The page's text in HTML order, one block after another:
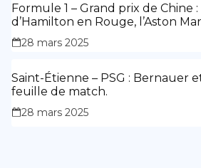
Formule 1 – Grand prix de Chine
d’Hamilton en Rouge, l’Aston
des siennes.
28 mars 2025
Saint-Étienne – PSG : Bernauer
feuille de match.
28 mars 2025